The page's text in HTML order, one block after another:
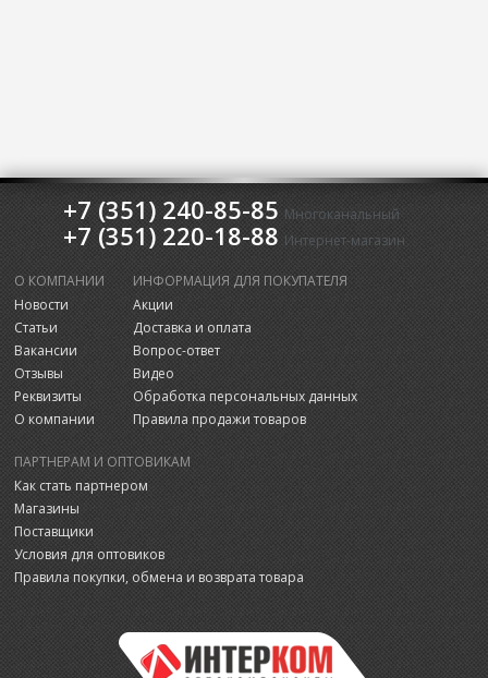
+7 (351) 240-85-85 Многоканальный
+7 (351) 220-18-88 Интернет-магазин
О КОМПАНИИ
Новости
Статьи
Вакансии
Отзывы
Реквизиты
О компании
ИНФОРМАЦИЯ ДЛЯ ПОКУПАТЕЛЯ
Акции
Доставка и оплата
Вопрос-ответ
Видео
Обработка персональных данных
Правила продажи товаров
ПАРТНЕРАМ И ОПТОВИКАМ
Как стать партнером
Магазины
Поставщики
Условия для оптовиков
Правила покупки, обмена и возврата товара